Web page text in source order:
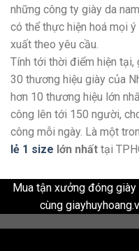
những công ty giày da
có thể thực hiện hoá mọi
xuất theo yêu cầu.
Tính tới thời điểm hiện tại,
30 thương hiệu giày của
hơn 10 thương hiệu lớn
công lên tới 150 người,
công mỗi ngày. Là một
lẻ 1 size lớn nhất tại
Mua tận xưởng đóng
cùng